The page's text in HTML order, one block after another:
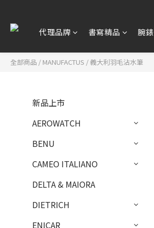
代理品牌 書寫精品 腕錶
全部商品 / MANUFACTUS /義大利羽毛沾水筆
新品上市
AEROWATCH
BENU
CAMEO ITALIANO
DELTA & MAIORA
DIETRICH
ENICAR